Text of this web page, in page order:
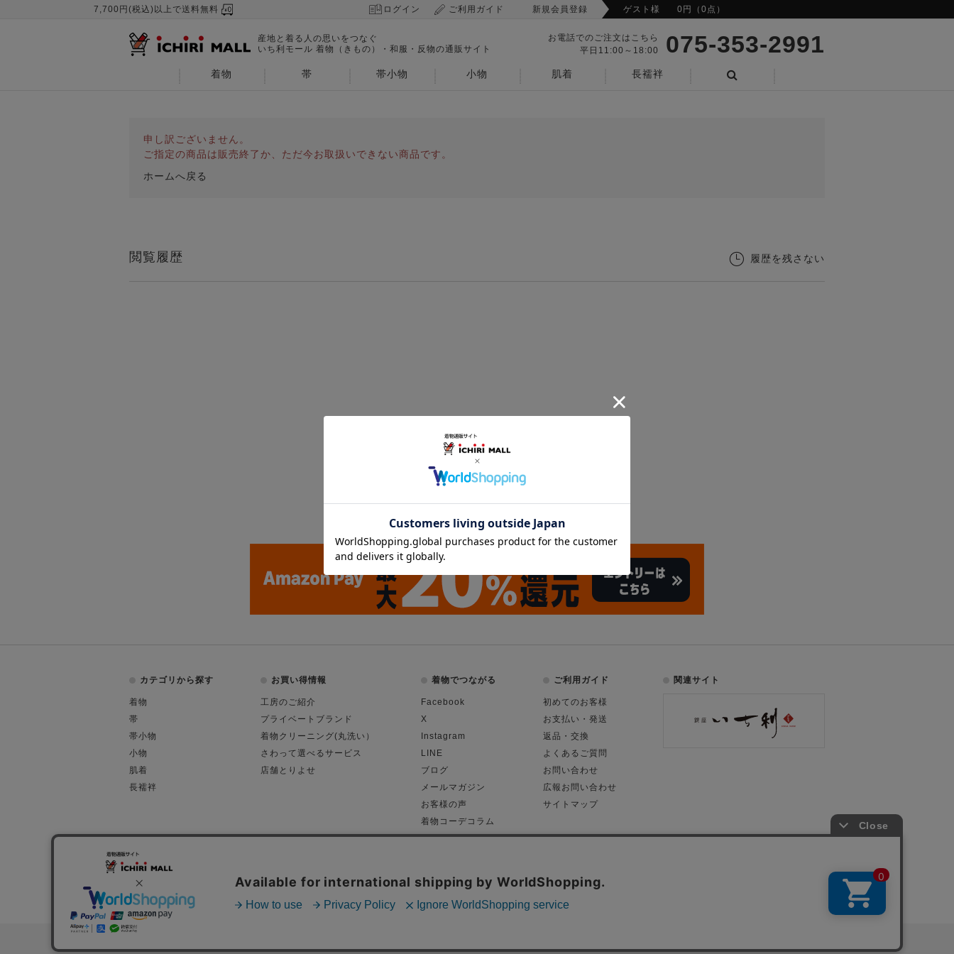
7,700円(税込)以上で送料無料 ログイン ご利用ガイド 新規会員登録 ゲスト様 0円（0点）
産地と着る人の思いをつなぐ
いち利モール 着物（きもの）・和服・反物の通販サイト
お電話でのご注文はこちら
平日11:00～18:00
075-353-2991
着物 帯 帯小物 小物 肌着
長襦袢
申し訳ございません。
ご指定の商品は販売終了か、ただ今お取扱いできない商品です。
ホームへ戻る
閲覧履歴 履歴を残さない
カテゴリから探す
着物
帯
帯小物
小物
肌着
長襦袢
お買い得情報
工房のご紹介
プライベートブランド
着物クリーニング(丸洗い）
さわって選べるサービス
店舗とりよせ
着物でつながる
Facebook
X
Instagram
LINE
ブログ
メールマガジン
お客様の声
着物コーデコラム
ご利用ガイド
初めてのお客様
お支払い・発送
返品・交換
よくあるご質問
お問い合わせ
広報お問い合わせ
サイトマップ
関連サイト